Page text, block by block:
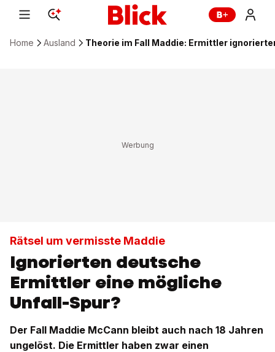
Home Ausland Theorie im Fall Maddie: Ermittler
Rätsel um vermisste Maddie
Ignorierten deutsche
Ermittler eine mögliche
Unfall-Spur?
Der Fall Maddie McCann bleibt auch nach 18 Jahren
ungelöst. Die Ermittler haben zwar einen